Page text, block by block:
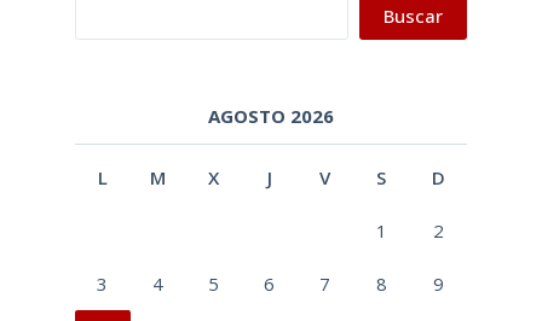
Buscar
AGOSTO 2026
L M X J V S D
1 2
3 4 5 6 7 8 9